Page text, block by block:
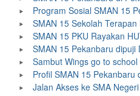
Program Sosial SMAN 15
SMAN 15 Sekolah Terapan
SMAN 15 PKU Rayakan
SMAN 15 Pekanbaru dipuji
Sambut Wings go to school
Profil SMAN 15 Pekanbaru
Jalan Akses ke SMA